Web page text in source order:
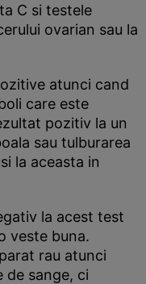
C si testele
ovarian sau la
atunci cand
care este
pozitiv la un
sau tulburarea
la aceasta in
la acest test
veste buna.
rau atunci
de sange, ci